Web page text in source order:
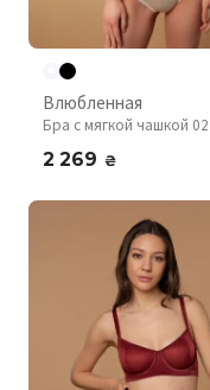
Влюбленная
Бра с мягкой чашкой
2 269 ₴